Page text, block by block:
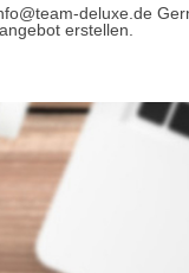
deluxe.de
erstellen.